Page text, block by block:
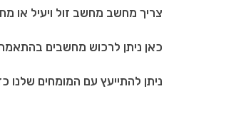
צריך מחשב מחשב זול ויעיל או
כאן ניתן לרכוש מחשבים
ניתן להתייעץ עם המומחים